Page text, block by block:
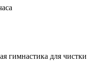
гимнастика для чистки